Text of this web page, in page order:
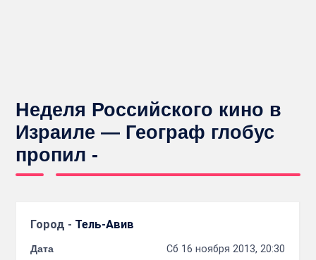
Неделя Российского кино в
Израиле — Географ глобус
пропил -
Город - Тель-Авив
Дата
Сб 16 ноября 2013, 20:30